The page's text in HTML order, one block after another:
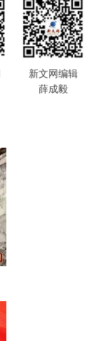
新文网编辑
薛成毅